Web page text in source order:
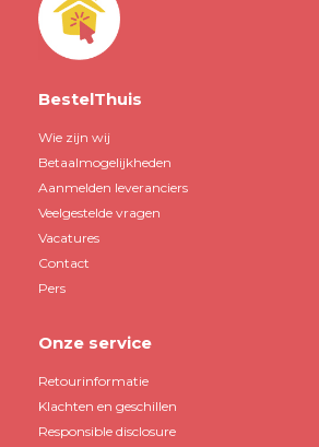
BestelThuis
Wie zijn wij
Betaalmogelijkheden
Aanmelden leveranciers
Veelgestelde vragen
Vacatures
Contact
Pers
Onze service
Retourinformatie
Klachten en geschillen
Responsible disclosure